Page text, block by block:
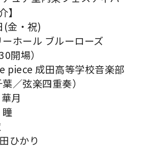
(金・祝)
ホール ブルーローズ
開場）
成田高等学校音楽部
／弦楽四重奏）
月
ひかり